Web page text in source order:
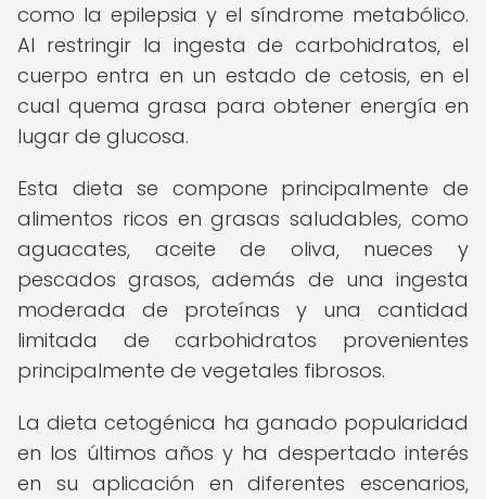
como la epilepsia y el síndrome metabólico.
Al restringir la ingesta de carbohidratos, el
cuerpo entra en un estado de cetosis, en el
cual quema grasa para obtener energía en
lugar de glucosa.
Esta dieta se compone principalmente de
alimentos ricos en grasas saludables, como
aguacates, aceite de oliva, nueces y
pescados grasos, además de una ingesta
moderada de proteínas y una cantidad
limitada de carbohidratos provenientes
principalmente de vegetales fibrosos.
La dieta cetogénica ha ganado popularidad
en los últimos años y ha despertado interés
en su aplicación en diferentes escenarios,